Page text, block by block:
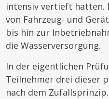
intensiv vertieft hatten.
von Fahrzeug- und
bis hin zur
die Wasserversorgung.
In der eigentlichen
Teilnehmer drei dieser
nach dem